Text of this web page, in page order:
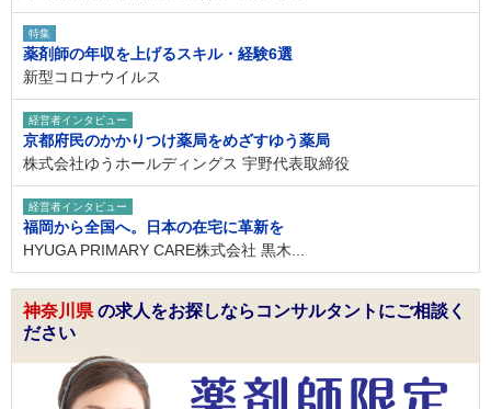
特集
薬剤師の年収を上げるスキル・経験6選
新型コロナウイルス
経営者インタビュー
京都府民のかかりつけ薬局をめざすゆう薬局
株式会社ゆうホールディングス 宇野代表取締役
経営者インタビュー
福岡から全国へ。日本の在宅に革新を
HYUGA PRIMARY CARE株式会社 黒木...
神奈川県 の求人をお探しならコンサルタントにご相談く
ださい